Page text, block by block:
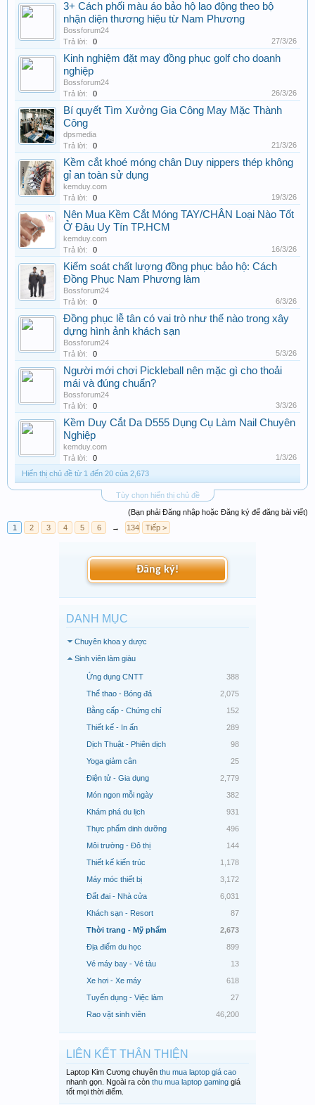
3+ Cách phối màu áo bảo hộ lao động theo bộ
nhận diện thương hiệu từ Nam Phương
Bossforum24
Trả lời:
0 27/3/26
Kinh nghiệm đặt may đồng phục golf cho doanh
nghiệp
Bossforum24
Trả lời:
0 26/3/26
Bí quyết Tìm Xưởng Gia Công May Mặc Thành
Công
dpsmedia
Trả lời:
0 21/3/26
Kềm cắt khoé móng chân Duy nippers thép không
gỉ an toàn sử dụng
kemduy.com
Trả lời:
0 19/3/26
Nên Mua Kềm Cắt Móng TAY/CHÂN Loại Nào Tốt
Ở Đâu Uy Tín TP.HCM
kemduy.com
Trả lời:
0 16/3/26
Kiểm soát chất lượng đồng phục bảo hộ: Cách
Đồng Phục Nam Phương làm
Bossforum24
Trả lời:
0 6/3/26
Đồng phục lễ tân có vai trò như thế nào trong xây
dựng hình ảnh khách sạn
Bossforum24
Trả lời:
0 5/3/26
Người mới chơi Pickleball nên mặc gì cho thoải
mái và đúng chuẩn?
Bossforum24
Trả lời:
0 3/3/26
Kềm Duy Cắt Da D555 Dụng Cụ Làm Nail Chuyên
Nghiệp
kemduy.com
Trả lời:
0
1/3/26
Hiển thị chủ đề từ 1 đến 20 của 2,673
Tùy chọn hiển thị chủ đề
(Bạn phải Đăng nhập hoặc Đăng ký để đăng bài viết)
1
2 3 4 5 6 → 134 Tiếp >
Đăng ký!
DANH MỤC
Chuyên khoa y dược
Sinh viên làm giàu
Ứng dụng CNTT
388
Thể thao - Bóng đá
2,075
Bằng cấp - Chứng chỉ
152
Thiết kế - In ấn
289
Dịch Thuật - Phiên dịch
98
Yoga giảm cân
25
Điện tử - Gia dụng
2,779
Món ngon mỗi ngày
382
Khám phá du lịch
931
Thực phẩm dinh dưỡng
496
Môi trường - Đô thị
144
Thiết kế kiến trúc
1,178
Máy móc thiết bị
3,172
Đất đai - Nhà cửa
6,031
Khách sạn - Resort
87
Thời trang - Mỹ phẩm
2,673
Địa điểm du học
899
Vé máy bay - Vé tàu
13
Xe hơi - Xe máy
618
Tuyển dụng - Việc làm
27
Rao vặt sinh viên
46,200
LIÊN KẾT THÂN THIỆN
Laptop Kim Cương chuyên thu mua laptop giá cao
nhanh gọn. Ngoài ra còn thu mua laptop gaming giá
tốt mọi thời điểm.